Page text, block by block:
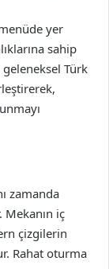
yer
sahip
Türk
zamanda
iç
çizgilerin
Rahat oturma